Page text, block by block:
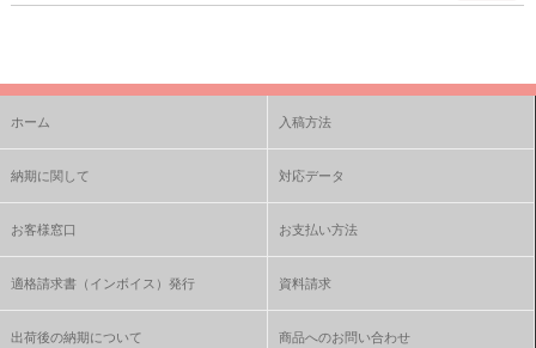
ホーム 入稿方法
納期に関して 対応データ
お客様窓口 お支払い方法
適格請求書（インボイス）発行 資料請求
出荷後の納期について 商品へのお問い合わせ